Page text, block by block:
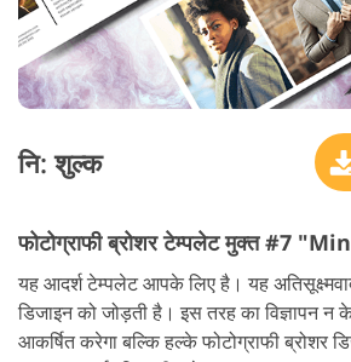
नि: शुल्क
यह आदर्श टेम्पलेट आपके लिए है। यह
डिजाइन को जोड़ती है। इस तरह का विज्ञापन न
आकर्षित करेगा बल्कि हल्के फोटोग्राफी ब्रोशर